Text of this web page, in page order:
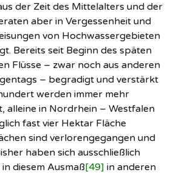
der Zeit des Mittelalters und der
aber in Vergessenheit und
von Hochwassergebieten
Bereits seit Beginn des späten
Flüsse – zwar noch aus anderen
– begradigt und verstärkt
werden immer mehr
alleine in Nordrhein – Westfalen
fast vier Hektar Fläche
sind verlorengegangen und
haben sich ausschließlich
diesem Ausmaß[49] in anderen